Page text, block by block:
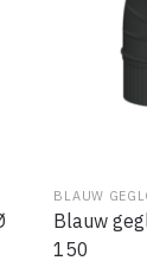
BLAUW
Blauw
150